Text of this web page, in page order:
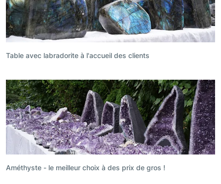
Table avec labradorite à l'accueil des clients
Améthyste - le meilleur choix à des prix de gros !